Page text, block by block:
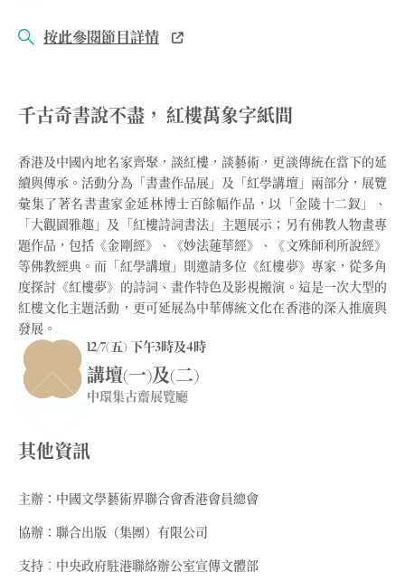
按此參閱節目詳情
千古奇書說不盡， 紅樓萬象字紙間
香港及中國內地名家齊聚，談紅樓，談藝術，更談傳統在當下的延
續與傳承。活動分為「書畫作品展」及「紅學講壇」兩部分，展覽
彙集了著名書畫家金延林博士百餘幅作品，以「金陵十二釵」、
「大觀園雅趣」及「紅樓詩詞書法」主題展示；另有佛教人物畫專
題作品，包括《金剛經》、《妙法蓮華經》、《文殊師利所說經》
等佛教經典。而「紅學講壇」則邀請多位《紅樓夢》專家，從多角
度探討《紅樓夢》的詩詞、畫作特色及影視搬演。這是一次大型的
紅樓文化主題活動，更可延展為中華傳統文化在香港的深入推廣與
發展。
12/7(五) 下午3時及4時
講壇(一)及(二)
中環集古齋展覽廳
其他資訊
主辦：中國文學藝術界聯合會香港會員總會
協辦：聯合出版（集團）有限公司
支持︰中央政府駐港聯絡辦公室宣傳文體部